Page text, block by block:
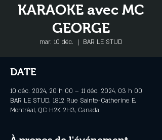
KARAOKE avec MC
GEORGE
mar. 10 déc.
  |
BAR LE STUD
DATE
10 déc. 2024, 20 h 00 – 11 déc. 2024, 03 h 00
BAR LE STUD, 1812 Rue Sainte-Catherine E,
Montréal, QC H2K 2H3, Canada